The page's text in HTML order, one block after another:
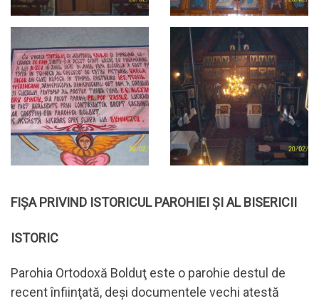
FIȘA PRIVIND ISTORICUL PAROHIEI ŞI AL BISERICII
ISTORIC
Parohia Ortodoxă Bolduţ este o parohie destul de
recent înfiinţată, deşi documentele vechi atestă